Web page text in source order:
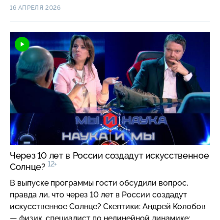
и Ирина Калабихина — экономист-демограф;
экономического факультета МГУ имени
М. В. Ломоносова; Оптимисты: Роман Бузунов —
врач-сомнолог; доктор медицинских наук,
профессор, заслуженный врач РФ, руководитель
центра медицины сна клиники реабилитации
в Хамовниках и Андрей Макарин-Кибак — врач-
отохирург; врач-оториноларинголог клиники
Медскан Hadassah в Сколково.
16 АПРЕЛЯ 2026
Через 10 лет в России создадут искусственное
Солнце? 12+
В выпуске программы гости обсудили вопрос,
правда ли, что через 10 лет в России создадут
искусственное Солнце? Скептики: Андрей Колобов